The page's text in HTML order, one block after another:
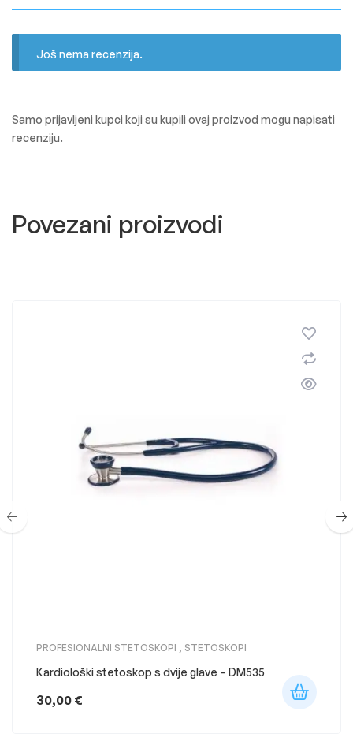
Još nema recenzija.
Samo prijavljeni kupci koji su kupili ovaj proizvod mogu napisati
recenziju.
PROFESIONALNI STETOSKOPI , STETOSKOPI
Kardiološki stetoskop s dvije glave – DM535
30,00 €